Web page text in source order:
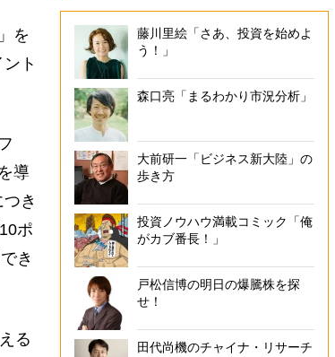
を
ト
導
き
ポ
き
る
藤川里絵「さあ、投資を始めよ
う！」
森口亮「まるわかり市況分析」
大前研一「ビジネス新大陸」の
歩き方
投資ノウハウ満載コミック「俺
がカブ番長！」
戸松信博の明日の爆騰株を探
せ！
田代尚機のチャイナ・リサーチ